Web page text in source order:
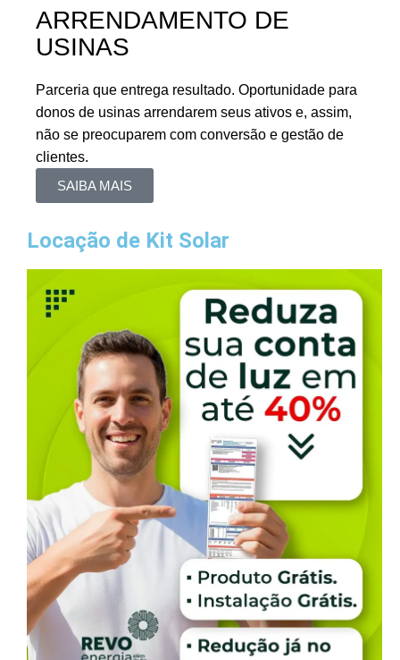
ARRENDAMENTO DE
USINAS
Parceria que entrega resultado. Oportunidade para
donos de usinas arrendarem seus ativos e, assim,
não se preocuparem com conversão e gestão de
clientes.
SAIBA MAIS
Locação de Kit Solar